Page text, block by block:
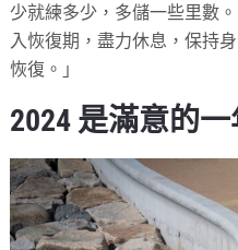
少就練多少，多儲一些里數
入恢復期，盡力休息，保持
恢復。」
2024 是滿意的